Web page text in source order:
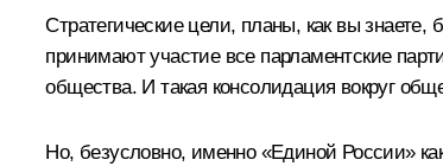
Стратегические цели, планы, как вы
принимают участие все парламентские
общества. И такая консолидация вокруг
Но, безусловно, именно «Единой России»